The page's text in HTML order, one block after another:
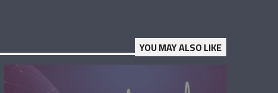
YOU MAY ALSO LIKE